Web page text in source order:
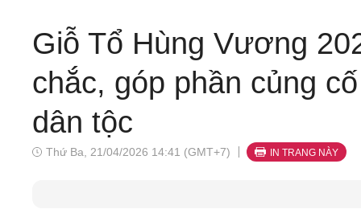
Giỗ Tổ Hùng Vương
chắc, góp phần củng
dân tộc
Thứ Ba, 21/04/2026 14:41 (GMT+7) IN TRANG NÀY